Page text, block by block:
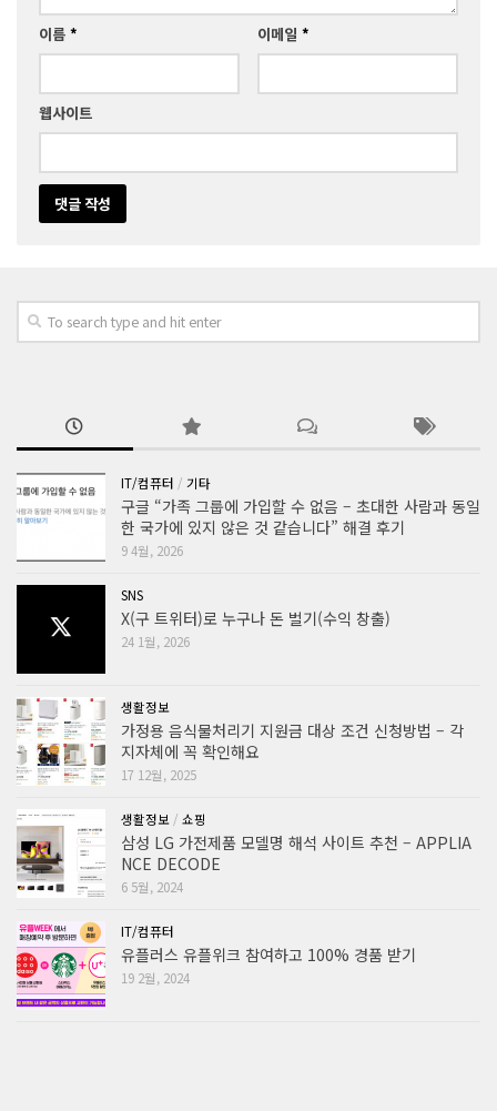
이름 * 이메일 *
웹사이트
IT/컴퓨터 / 기타
구글 “가족 그룹에 가입할 수 없음 – 초대한 사람과 동일
한 국가에 있지 않은 것 같습니다” 해결 후기
9 4월, 2026
SNS
X(구 트위터)로 누구나 돈 벌기(수익 창출)
24 1월, 2026
생활정보
가정용 음식물처리기 지원금 대상 조건 신청방법 – 각
지자체에 꼭 확인해요
17 12월, 2025
생활정보/ 쇼핑
삼성 LG 가전제품 모델명 해석 사이트 추천 – APPLIA
NCE DECODE
6 5월, 2024
IT/컴퓨터
유플러스 유플위크 참여하고 100% 경품 받기
19 2월, 2024